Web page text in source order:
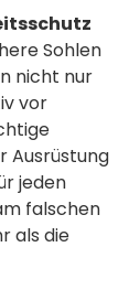
Sohlen
nicht nur
vor
Ausrüstung
jeden
falschen
als die